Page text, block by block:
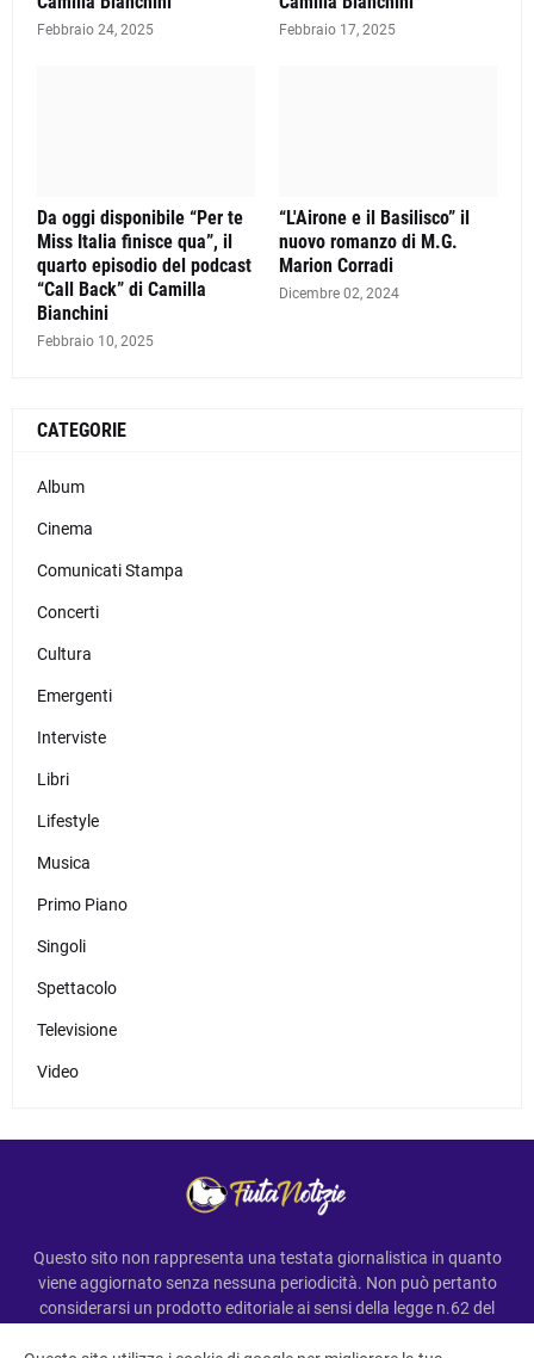
Febbraio 24, 2025 Febbraio 17, 2025
Da oggi disponibile “Per te
Miss Italia finisce qua”, il
quarto episodio del podcast
“Call Back” di Camilla
Bianchini
Febbraio 10, 2025
“L'Airone e il Basilisco” il
nuovo romanzo di M.G.
Marion Corradi
Dicembre 02, 2024
CATEGORIE
Album
Cinema
Comunicati Stampa
Concerti
Cultura
Emergenti
Interviste
Libri
Lifestyle
Musica
Primo Piano
Singoli
Spettacolo
Televisione
Video
Questo sito non rappresenta una testata giornalistica in quanto
viene aggiornato senza nessuna periodicità. Non può pertanto
considerarsi un prodotto editoriale ai sensi della legge n.62 del